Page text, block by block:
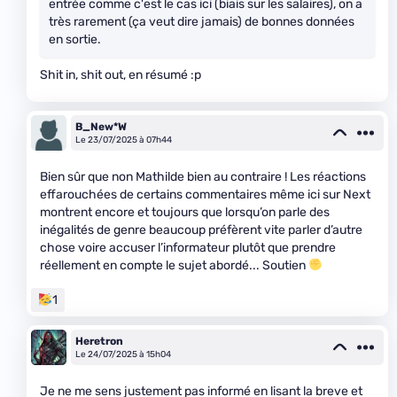
entrée comme c'est le cas ici (biais sur les salaires), on a
très rarement (ça veut dire jamais) de bonnes données
en sortie.
Shit in, shit out, en résumé :p
B_New*W
Le 23/07/2025 à 07h44
Bien sûr que non Mathilde bien au contraire ! Les réactions
effarouchées de certains commentaires même ici sur Next
montrent encore et toujours que lorsqu’on parle des
inégalités de genre beaucoup préfèrent vite parler d’autre
chose voire accuser l’informateur plutôt que prendre
réellement en compte le sujet abordé... Soutien
1
Heretron
Le 24/07/2025 à 15h04
Je ne me sens justement pas informé en lisant la breve et